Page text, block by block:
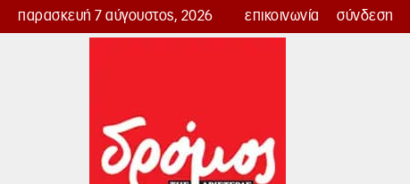
παρασκευή 7 αύγουστος, 2026 επικοινωνία σύνδεση
Δρόμος